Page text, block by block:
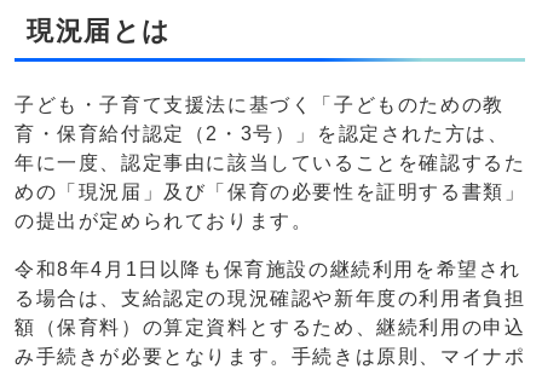
現況届とは
子ども・子育て支援法に基づく「子どものための教
育・保育給付認定（2・3号）」を認定された方は、
年に一度、認定事由に該当していることを確認するた
めの「現況届」及び「保育の必要性を証明する書類」
の提出が定められております。
令和8年4月1日以降も保育施設の継続利用を希望され
る場合は、支給認定の現況確認や新年度の利用者負担
額（保育料）の算定資料とするため、継続利用の申込
み手続きが必要となります。手続きは原則、マイナポ